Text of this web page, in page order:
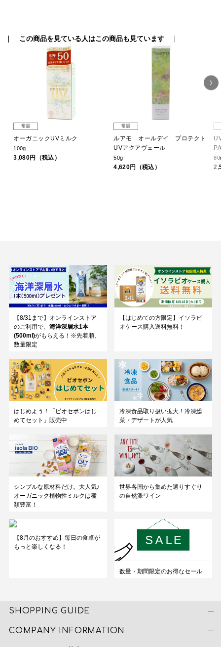
この商品を見ている人はこの商品も見ています
常温
オーガニックUVミルク
100g
3,080円（税込）
常温
ルアモ オールデイ プロテクト
UVアクアヴェール
50g
4,620円（税込）
【8/31まで】オンラインストア
のご利用で、 海洋深層水1本
(500ml)がもらえる！※先着順、
数量限定
【はじめての方限定】イソラビ
オケース購入送料無料！
はじめよう！「ビオセボンはじ
めてセット」販売中
冷凍食品取り扱い拡大！冷凍総
菜・デザートが人気
シンプルな原材料だけ。大人気♪
オーガニック植物性ミルクは種
類豊富！
世界各国から集めた選りすぐり
の自然派ワイン
【8月のおすすめ】毎日の食卓が
もっと楽しくなる！
数量・期間限定のお得なセール
SHOPPING GUIDE
COMPANY INFORMATION